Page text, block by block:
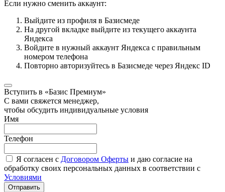
Если нужно сменить аккаунт:
Выйдите из профиля в Базисмеде
На другой вкладке выйдите из текущего аккаунта
Яндекса
Войдите в нужный аккаунт Яндекса с правильным
номером телефона
Повторно авторизуйтесь в Базисмеде через Яндекс ID
Вступить в «Базис Премиум»
С вами свяжется менеджер,
чтобы обсудить индивидуальные условия
Имя
Телефон
Я согласен с Договором Оферты и даю согласие на
обработку своих персональных данных в соответствии с
Условиями
Отправить